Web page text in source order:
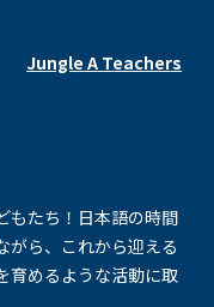
Jungle A Teachers
もたち！日本語の時間
がら、これから迎える
育めるような活動に取